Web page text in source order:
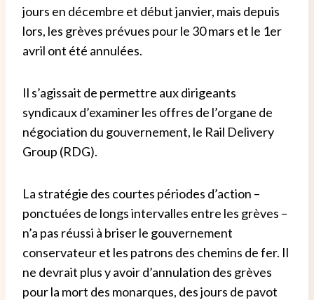
jours en décembre et début janvier, mais depuis
lors, les grèves prévues pour le 30 mars et le 1er
avril ont été annulées.
Il s’agissait de permettre aux dirigeants
syndicaux d’examiner les offres de l’organe de
négociation du gouvernement, le Rail Delivery
Group (RDG).
La stratégie des courtes périodes d’action –
ponctuées de longs intervalles entre les grèves –
n’a pas réussi à briser le gouvernement
conservateur et les patrons des chemins de fer. Il
ne devrait plus y avoir d’annulation des grèves
pour la mort des monarques, des jours de pavot